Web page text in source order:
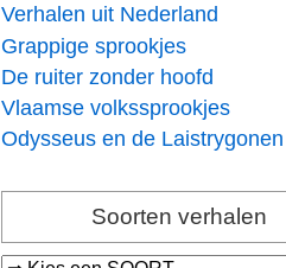
Verhalen uit Nederland
Grappige sprookjes
De ruiter zonder hoofd
Vlaamse volkssprookjes
Odysseus en de Laistrygonen
Soorten verhalen